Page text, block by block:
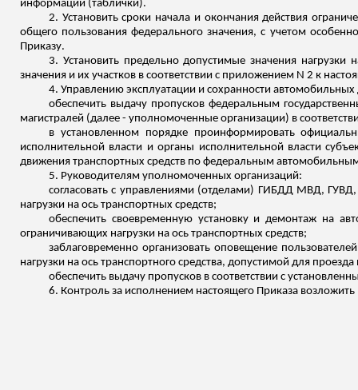
информации (таблички).
2. Установить сроки начала и окончания действия
общего пользования федерального значения, с учетом
Приказу.
3. Установить предельно допустимые значения нагрузки
значения и их участков в соответствии с приложением N 2 к
4. Управлению эксплуатации и сохранности
обеспечить выдачу пропусков федеральным
магистралей (далее - уполномоченные организации) в
в установленном порядке проинформировать
исполнительной власти и органы исполнительной власти
движения транспортных средств по федеральным
5. Руководителям уполномоченных организаций:
согласовать с управлениями (отделами) ГИБДД МВД,
нагрузки на ось транспортных средств;
обеспечить своевременную установку и демонтаж на
ограничивающих нагрузки на ось транспортных средств;
заблаговременно организовать оповещение
нагрузки на ось транспортного средства, допустимой для
обеспечить выдачу пропусков в соответствии с
6. Контроль за исполнением настоящего Приказа